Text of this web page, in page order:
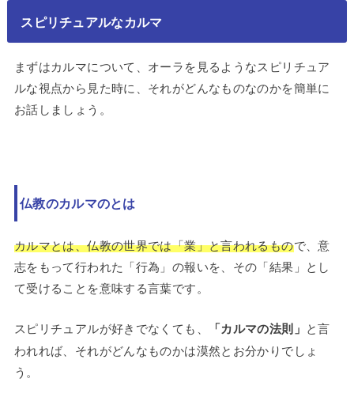
スピリチュアルなカルマ
まずはカルマについて、オーラを見るようなスピリチュア
ルな視点から見た時に、それがどんなものなのかを簡単に
お話しましょう。
仏教のカルマのとは
カルマとは、仏教の世界では「業」と言われるもので、意
志をもって行われた「行為」の報いを、その「結果」とし
て受けることを意味する言葉です。
スピリチュアルが好きでなくても、 「カルマの法則」 と言
われれば、それがどんなものかは漠然とお分かりでしょ
う。